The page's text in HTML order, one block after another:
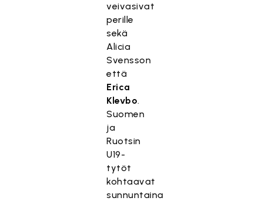
veivasivat
perille
sekä
Alicia
Svensson
että
Erica
Klevbo.
Suomen
ja
Ruotsin
U19-
tytöt
kohtaavat
sunnuntaina